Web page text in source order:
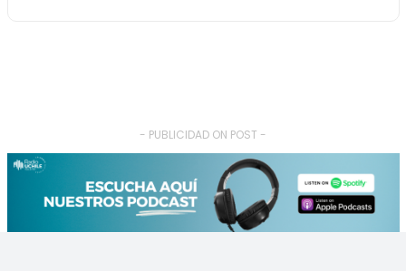
- PUBLICIDAD ON POST -